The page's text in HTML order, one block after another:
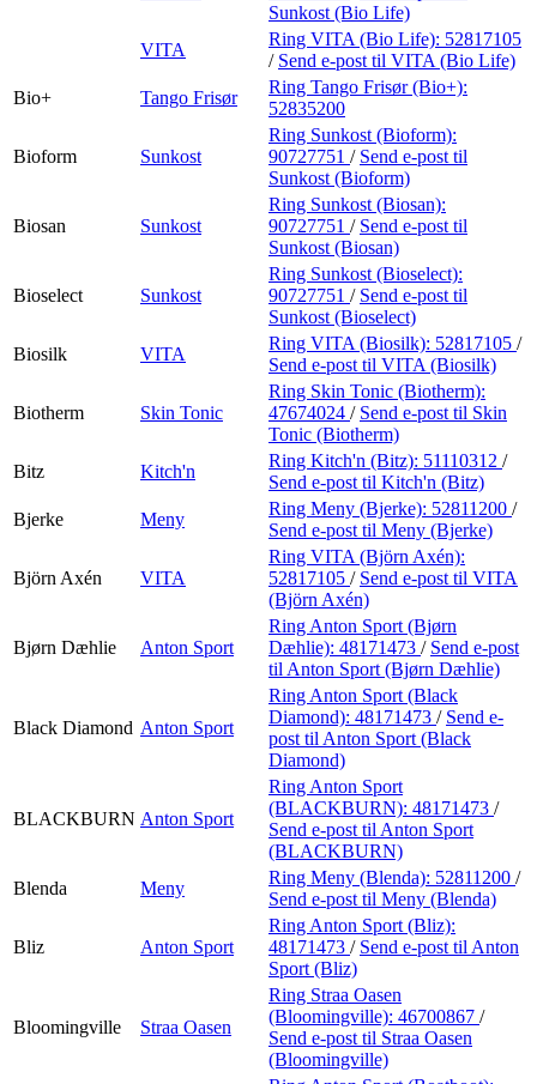
Sunkost (Bio Life)
VITA
Ring VITA (Bio Life): 52817105
/ Send e-post til VITA (Bio Life)
Bio+
Tango Frisør
Ring Tango Frisør (Bio+):
52835200
Bioform Sunkost
Ring Sunkost (Bioform):
90727751 / Send e-post til
Sunkost (Bioform)
Biosan Sunkost
Ring Sunkost (Biosan):
90727751 / Send e-post til
Sunkost (Biosan)
Bioselect Sunkost
Ring Sunkost (Bioselect):
90727751 / Send e-post til
Sunkost (Bioselect)
Biosilk
VITA
Ring VITA (Biosilk): 52817105 /
Send e-post til VITA (Biosilk)
Biotherm Skin Tonic
Ring Skin Tonic (Biotherm):
47674024 / Send e-post til Skin
Tonic (Biotherm)
Bitz
Kitch'n
Ring Kitch'n (Bitz): 51110312 /
Send e-post til Kitch'n (Bitz)
Bjerke
Meny
Ring Meny (Bjerke): 52811200 /
Send e-post til Meny (Bjerke)
Björn Axén VITA
Ring VITA (Björn Axén):
52817105 / Send e-post til VITA
(Björn Axén)
Bjørn Dæhlie Anton Sport
Ring Anton Sport (Bjørn
Dæhlie): 48171473 / Send e-post
til Anton Sport (Bjørn Dæhlie)
Black Diamond Anton Sport
Ring Anton Sport (Black
Diamond): 48171473 / Send e-
post til Anton Sport (Black
Diamond)
BLACKBURN Anton Sport
Ring Anton Sport
(BLACKBURN): 48171473 /
Send e-post til Anton Sport
(BLACKBURN)
Blenda
Meny
Ring Meny (Blenda): 52811200 /
Send e-post til Meny (Blenda)
Bliz Anton Sport
Ring Anton Sport (Bliz):
48171473 / Send e-post til Anton
Sport (Bliz)
Bloomingville Straa Oasen
Ring Straa Oasen
(Bloomingville): 46700867 /
Send e-post til Straa Oasen
(Bloomingville)